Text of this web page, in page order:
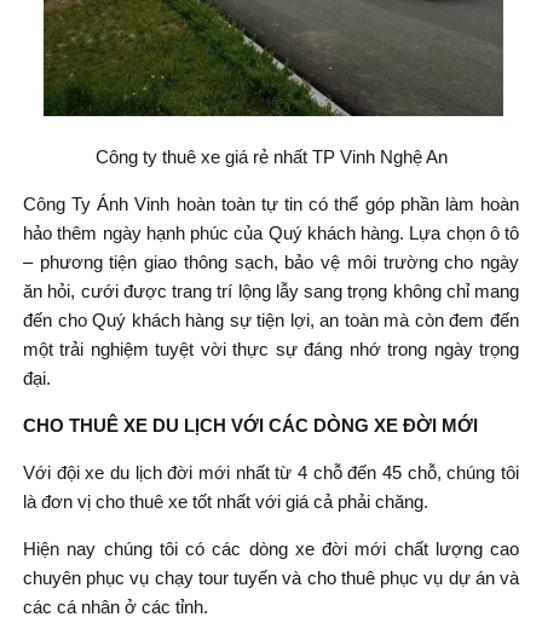
Công ty thuê xe giá rẻ nhất TP Vinh Nghệ An
Công Ty Ánh Vinh hoàn toàn tự tin có thể góp phần làm hoàn
hảo thêm ngày hạnh phúc của Quý khách hàng. Lựa chọn ô tô
– phương tiện giao thông sạch, bảo vệ môi trường cho ngày
ăn hỏi, cưới được trang trí lộng lẫy sang trọng không chỉ mang
đến cho Quý khách hàng sự tiện lợi, an toàn mà còn đem đến
một trải nghiệm tuyệt vời thực sự đáng nhớ trong ngày trọng
đại.
CHO THUÊ XE DU LỊCH VỚI CÁC DÒNG XE ĐỜI MỚI
Với đội xe du lịch đời mới nhất từ 4 chỗ đến 45 chỗ, chúng tôi
là đơn vị cho thuê xe tốt nhất với giá cả phải chăng.
Hiện nay chúng tôi có các dòng xe đời mới chất lượng cao
chuyên phục vụ chạy tour tuyến và cho thuê phục vụ dự án và
các cá nhân ở các tỉnh.